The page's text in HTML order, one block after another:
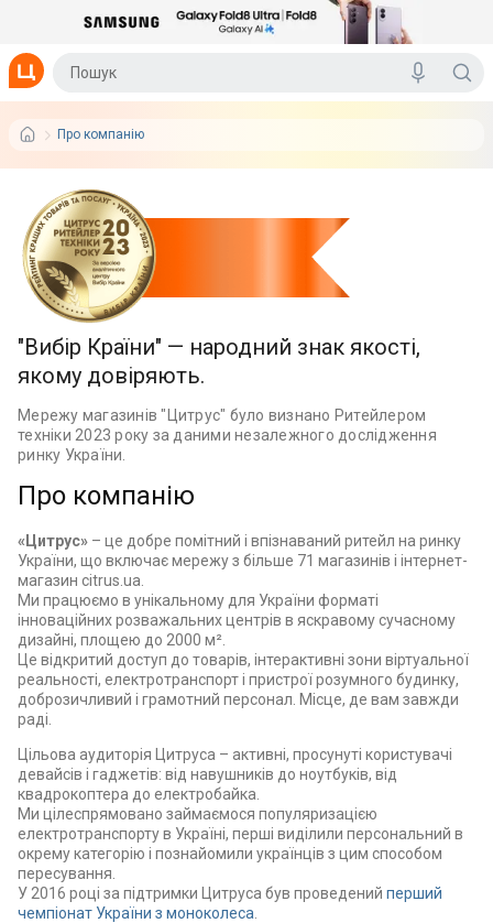
Про компанію
"Вибір Країни" — народний знак якості,
якому довіряють.
Мережу магазинів "Цитрус" було визнано Ритейлером
техніки 2023 року за даними незалежного дослідження
ринку України.
Про компанію
«Цитрус» – це добре помітний і впізнаваний ритейл на ринку
України, що включає мережу з більше 71 магазинів і інтернет-
магазин citrus.ua.
Ми працюємо в унікальному для України форматі
інноваційних розважальних центрів в яскравому сучасному
дизайні, площею до 2000 м².
Це відкритий доступ до товарів, інтерактивні зони віртуальної
реальності, електротранспорт і пристрої розумного будинку,
доброзичливий і грамотний персонал. Місце, де вам завжди
раді.
Цільова аудиторія Цитруса – активні, просунуті користувачі
девайсів і гаджетів: від навушників до ноутбуків, від
квадрокоптера до електробайка.
Ми цілеспрямовано займаємося популяризацією
електротранспорту в Україні, перші виділили персональний в
окрему категорію і познайомили українців з цим способом
пересування.
У 2016 році за підтримки Цитруса був проведений перший
чемпіонат України з моноколеса